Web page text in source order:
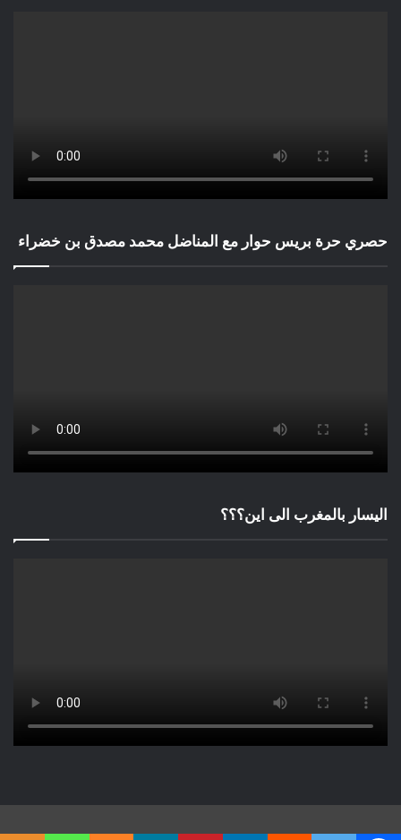
حصري حرة بريس حوار مع المناضل محمد مصدق بن خضراء
اليسار بالمغرب الى اين؟؟؟